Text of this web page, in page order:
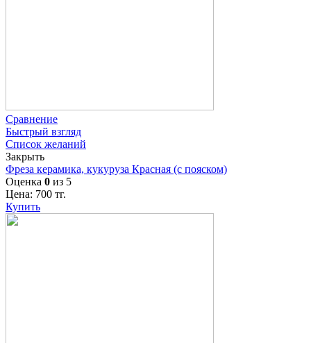
Сравнение
Быстрый взгляд
Список желаний
Закрыть
Фреза керамика, кукуруза Красная (с пояском)
Оценка 0 из 5
Цена: 700 тг.
Купить